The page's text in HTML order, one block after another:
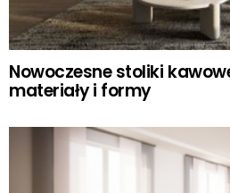
Nowoczesne stoliki
materiały i formy